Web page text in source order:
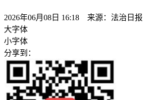
2026年06月08日 16:18 来源：法治日报
大字体
小字体
分享到：